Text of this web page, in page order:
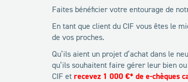
Faites bénéficier votre entourage de
En tant que client du CIF vous êtes le
de vos proches.
Qu’ils aient un projet d’achat dans le
qu’ils souhaitent faire gérer leur bien
CIF et recevez 1 000 €* de e-chèques